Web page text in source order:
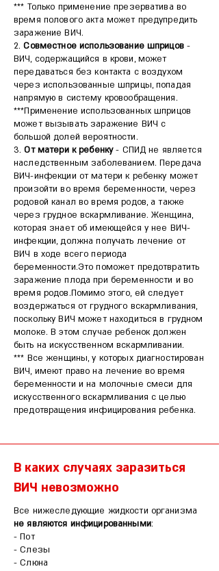
*** Только применение презерватива во
время полового акта может предупредить
заражение ВИЧ.
2.Совместное использование шприцов-
ВИЧ, содержащийся в крови, может
передаваться без контакта с воздухом
через использованные шприцы, попадая
напрямую в систему кровообращения.
***Применение использованных шприцов
может вызывать заражение ВИЧ с
большой долей вероятности.
3.От матери к ребенку- СПИД не является
наследственным заболеванием. Передача
ВИЧ-инфекции от матери к ребенку может
произойти во время беременности, через
родовой канал во время родов, а также
через грудное вскармливание. Женщина,
которая знает об имеющейся у нее ВИЧ-
инфекции, должна получать лечение от
ВИЧ в ходе всего периода
беременности.Это поможет предотвратить
заражение плода при беременности и во
время родов.Помимо этого, ей следует
воздержаться от грудного вскармливания,
поскольку ВИЧ может находиться в грудном
молоке. В этом случае ребенок должен
быть на искусственном вскармливании.
*** Все женщины, у которых диагностирован
ВИЧ, имеют право на лечение во время
беременности и на молочные смеси для
искусственного вскармливания с целью
предотвращения инфицирования ребенка.
В каких случаях заразиться
ВИЧ невозможно
Все нижеследующие жидкости организма
не являются инфицированными:
- Пот
- Слезы
- Слюна